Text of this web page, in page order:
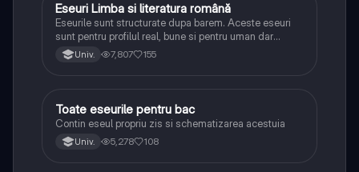
Limba și literatura română
Eseuri Limba si literatura română
Eseurile sunt structurate dupa barem. Aceste eseuri
sunt pentru profilul real, bune si pentru uman dar
lipsesc relatiile dintre personaje si caracrerizarile.
Univ. 7,807 155
Limba și literatura română
Toate eseurile pentru bac
Contin eseul propriu zis si schematizarea acestuia
Univ. 5,278 108